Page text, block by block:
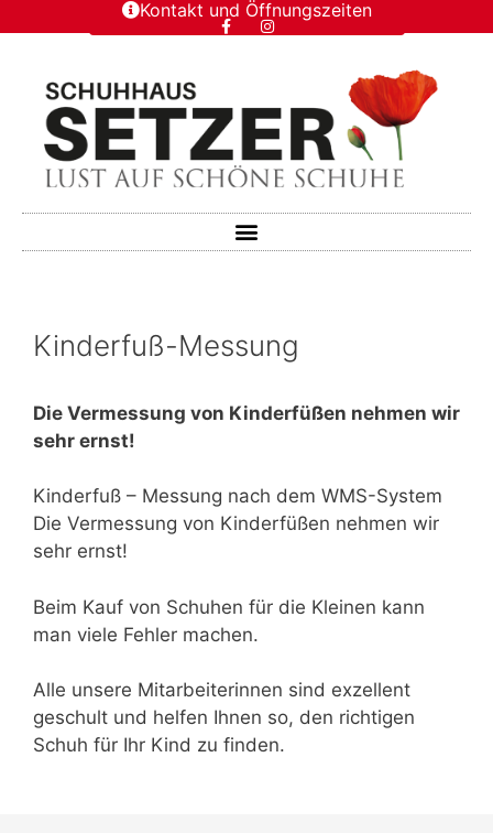
Kontakt und Öffnungszeiten
Kinderfuß-Messung
Die Vermessung von Kinderfüßen nehmen wir
sehr ernst!
Kinderfuß – Messung nach dem WMS-System
Die Vermessung von Kinderfüßen nehmen wir
sehr ernst!
Beim Kauf von Schuhen für die Kleinen kann
man viele Fehler machen.
Alle unsere Mitarbeiterinnen sind exzellent
geschult und helfen Ihnen so, den richtigen
Schuh für Ihr Kind zu finden.